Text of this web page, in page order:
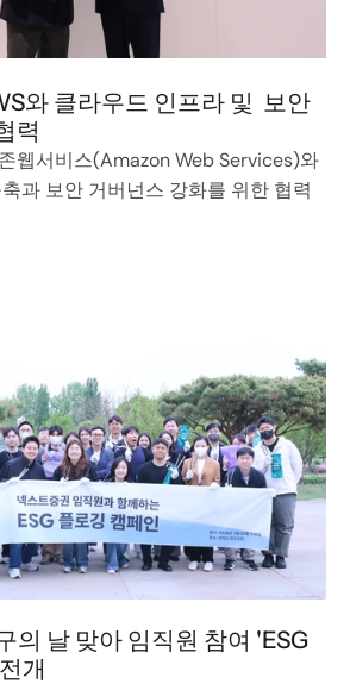
와 클라우드 인프라 및  보안
력
웹서비스(Amazon Web Services)와
과 보안 거버넌스 강화를 위한 협력
의 날 맞아 임직원 참여 'ESG
개